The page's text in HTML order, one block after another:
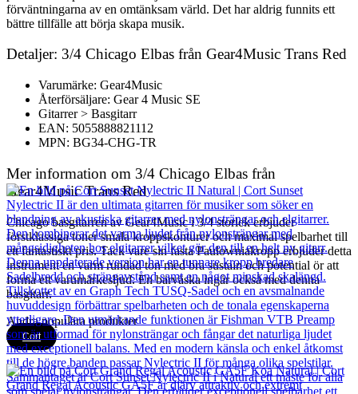
förväntningarna av en omtänksam värld. Det har aldrig funnits ett
bättre tillfälle att börja skapa musik.
Detaljer: 3/4 Chicago Elbas från Gear4Music Trans Red
Varumärke: Gear4Music
Återförsäljare: Gear 4 Music SE
Gitarrer > Basgitarr
EAN: 5055888821112
MPN: BG34-CHG-TR
Mer information om 3/4 Chicago Elbas från
Gear4Music Trans Red
Chicago basgitarren av Gear4Music i 3/4 storlek erbjuder
förstklassiga toner smala kroppskonturer och maximal spelbarhet till
ett fantastiskt pris. Tack vare sin fasta Paulowniakropp erbjuder detta
instrument en varm rundad ton med bra sustain och potential ör att
forma ett varumärkesljud. En bärväska ingår också med denna
basgitarr.
Andra populära produkter
Cort